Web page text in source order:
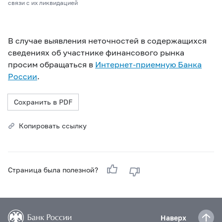
связи с их ликвидацией
В случае выявления неточностей в содержащихся
сведениях об участнике финансового рынка
просим обращаться в Интернет-приемную Банка
России.
Сохранить в PDF
Копировать ссылку
Страница была полезной?
Наверх